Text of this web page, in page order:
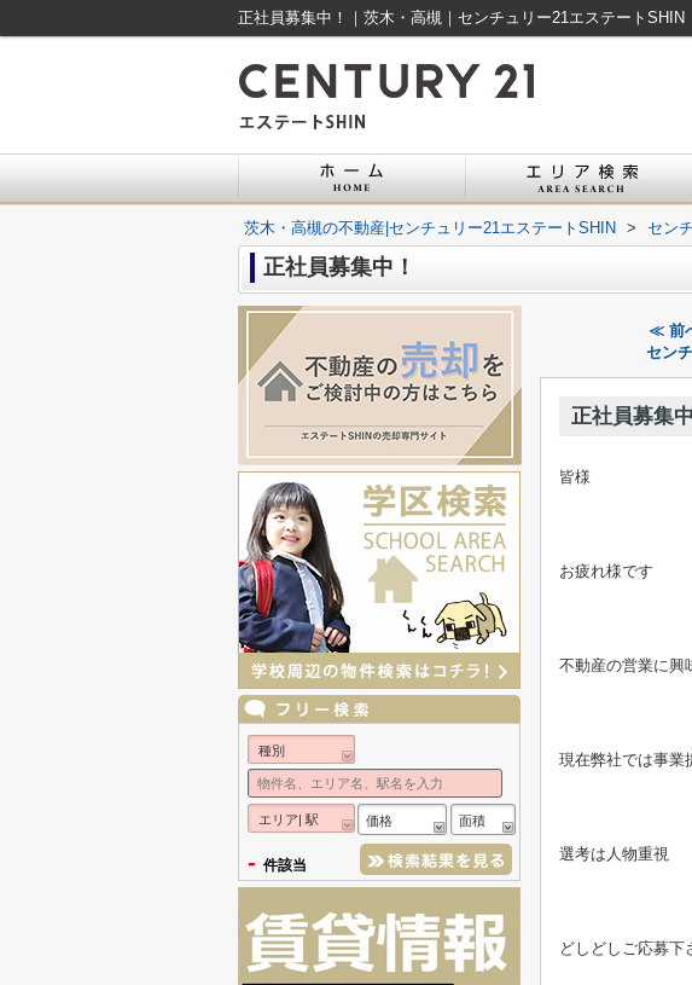
正社員募集中！｜茨木・高槻｜センチュリー21エステートSHIN
茨木・高槻の不動産|センチュリー21エステートSHIN > セン
正社員募集中！
≪ 前
セン
正社員募集中
皆様
お疲れ様です
不動産の営業に興
現在弊社では事業
選考は人物重視
どしどしご応募下
種別
エリア| 駅 価格 面積
- 件該当